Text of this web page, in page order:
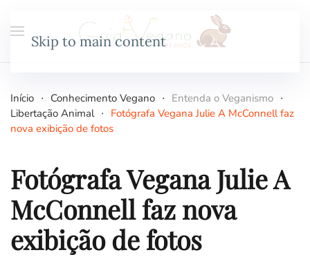
Skip to main content
Início Conhecimento Vegano
Entenda o Veganismo
Libertação Animal
Fotógrafa Vegana Julie A McConnell faz
nova exibição de fotos
Fotógrafa Vegana Julie A
McConnell faz nova
exibição de fotos